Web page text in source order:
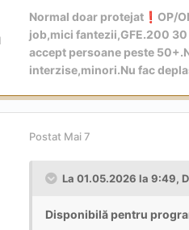
Normal doar protejat ❗ ️OP/
job,mici fantezii,GFE.200
accept persoane peste
interzise,minori.Nu fac
Postat Mai 7
La 01.05.2026 la 9:49,
Disponibilă pentru